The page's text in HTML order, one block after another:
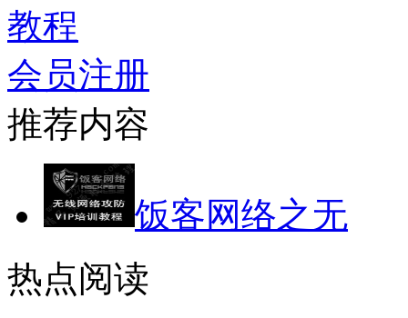
教程
会员注册
推荐内容
饭客网络之无
热点阅读